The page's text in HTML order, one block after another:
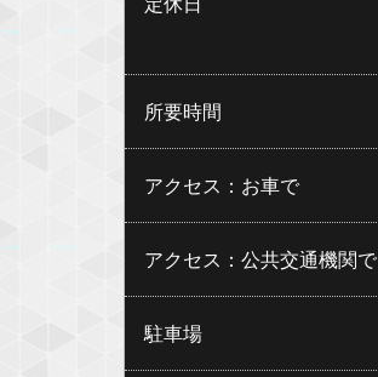
所要時間
アクセス：お車で
アクセス：公共交通機関で
駐車場